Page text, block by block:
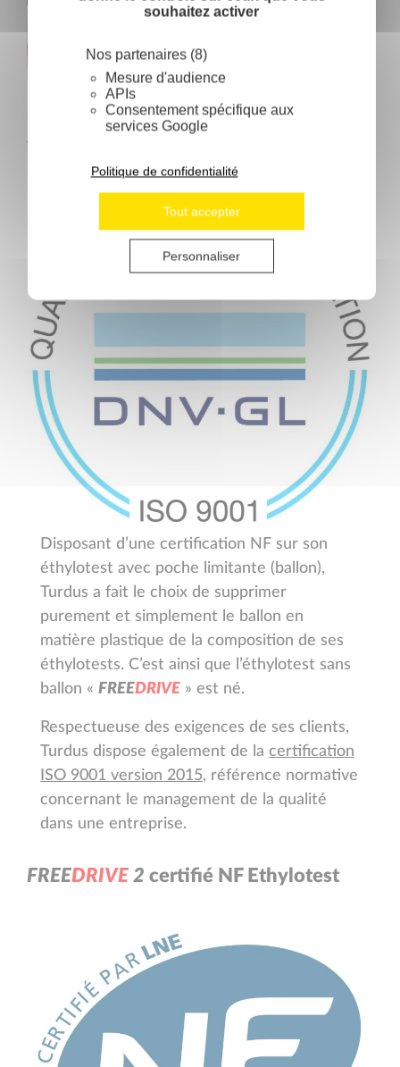
souhaitez activer
Nos partenaires (8)
Mesure d'audience
APIs
Consentement spécifique aux
services Google
Tout accepter
Personnaliser
Politique de confidentialité
Une entreprise certifiée: un
fournisseur d’éthylotests jetables
Disposant d’une certification NF sur son
éthylotest avec poche limitante (ballon),
Turdus a fait le choix de supprimer
purement et simplement le ballon en
matière plastique de la composition de ses
éthylotests. C’est ainsi que l’éthylotest sans
ballon « FREEDRIVE » est né.
Respectueuse des exigences de ses clients,
Turdus dispose également de la certification
ISO 9001 version 2015, référence normative
concernant le management de la qualité
dans une entreprise.
FREEDRIVE 2 certifié NF Ethylotest